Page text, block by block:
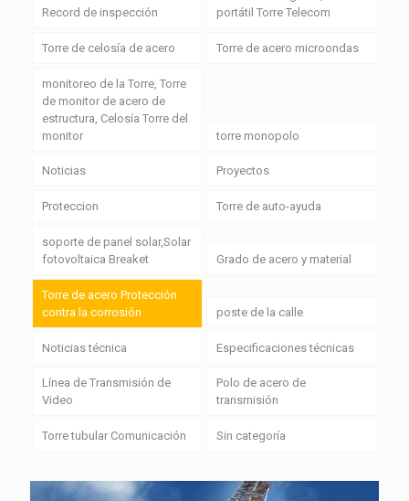
Record de inspección
portátil Torre Telecom
Torre de celosía de acero Torre de acero microondas
monitoreo de la Torre, Torre
de monitor de acero de
estructura, Celosía Torre del
monitor
torre monopolo
Noticias Proyectos
Proteccion Torre de auto-ayuda
soporte de panel solar,Solar
fotovoltaica Breaket
Grado de acero y material
Torre de acero Protección
contra la corrosión
poste de la calle
Noticias técnica Especificaciones técnicas
Línea de Transmisión de
Video
Polo de acero de
transmisión
Torre tubular Comunicación Sin categoría